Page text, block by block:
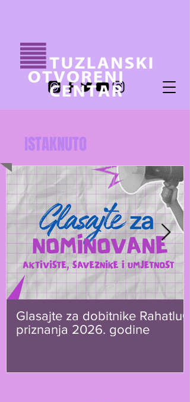
Glasajte za dobitnike RahatluQ
priznanja 2026. godine
ISTAKNUTO